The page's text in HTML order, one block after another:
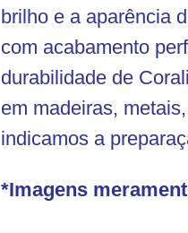
brilho e a aparência
com acabamento
durabilidade de
em madeiras,
indicamos a
*Imagens